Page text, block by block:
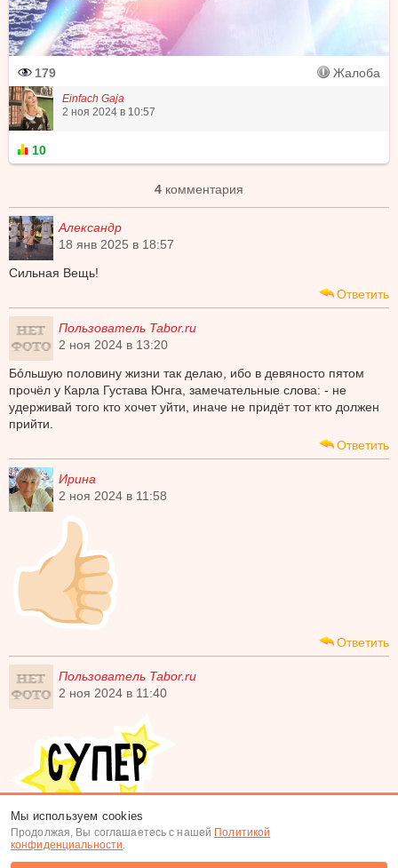
179 Жалоба
Einfach Gaja
2 ноя 2024 в 10:57
10
4 комментария
Александр
18 янв 2025 в 18:57
Сильная Вещь!
Ответить
Пользователь Tabor.ru
2 ноя 2024 в 13:20
Бóльшую половину жизни так делаю, ибо в девяносто пятом
прочëл у Карла Густава Юнга, замечательные слова: - не
удерживай того кто хочет уйти, иначе не придëт тот кто должен
прийти.
Ответить
Ирина
2 ноя 2024 в 11:58
Ответить
Пользователь Tabor.ru
2 ноя 2024 в 11:40
Мы используем cookies
Продолжая, Вы соглашаетесь с нашей Политикой
конфиденциальности.